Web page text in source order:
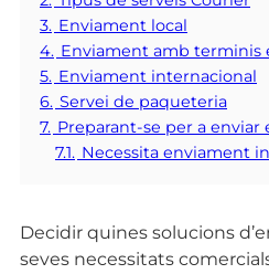
3. Enviament local
4. Enviament amb terminis
5. Enviament internacional
6. Servei de paqueteria
7. Preparant-se per a enviar
7.1. Necessita enviament
Decidir quines solucions
seves necessitats